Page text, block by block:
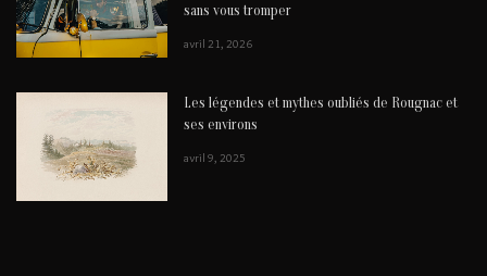
sans vous tromper
avril 21, 2026
Les légendes et mythes oubliés de Rougnac et
ses environs
avril 9, 2025